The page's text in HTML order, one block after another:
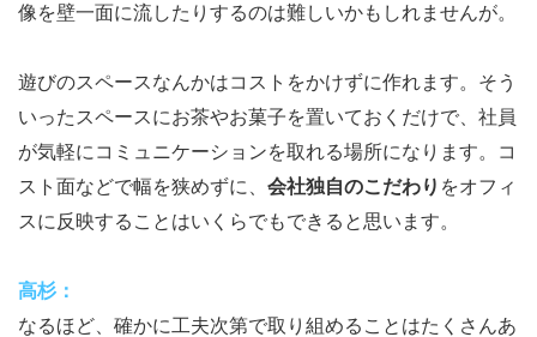
像を壁一面に流したりするのは難しいかもしれませんが。
遊びのスペースなんかはコストをかけずに作れます。そう
いったスペースにお茶やお菓子を置いておくだけで、社員
が気軽にコミュニケーションを取れる場所になります。コ
スト面などで幅を狭めずに、 会社独自のこだわり をオフィ
スに反映することはいくらでもできると思います。
高杉：
なるほど、確かに工夫次第で取り組めることはたくさんあ